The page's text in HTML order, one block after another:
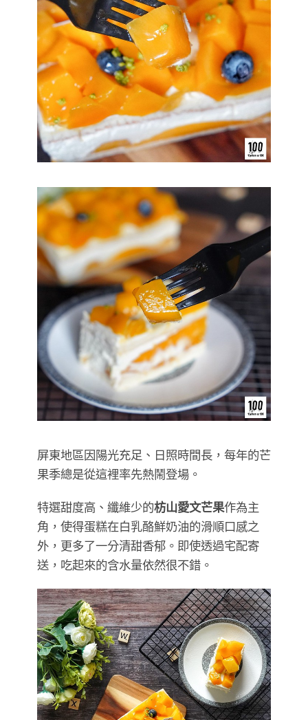
屏東地區因陽光充足、日照時間長，每年的芒
果季總是從這裡率先熱鬧登場。
特選甜度高、纖維少的枋山愛文芒果作為主
角，使得蛋糕在白乳酪鮮奶油的滑順口感之
外，更多了一分清甜香郁。即使透過宅配寄
送，吃起來的含水量依然很不錯。